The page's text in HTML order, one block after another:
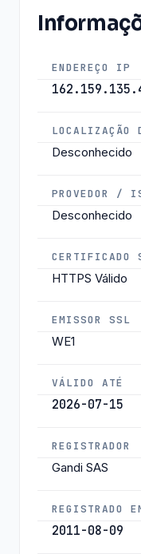
ENDEREÇO IP
LOCALIZAÇÃO
Desconhecido
PROVEDOR /
Desconhecido
CERTIFICADO
HTTPS Válido
EMISSOR SSL
WE1
VÁLIDO ATÉ
2026-07-15
REGISTRADOR
Gandi SAS
REGISTRADO
2011-08-09